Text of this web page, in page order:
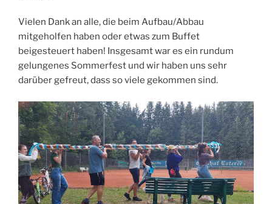
Vielen Dank an alle, die beim Aufbau/Abbau
mitgeholfen haben oder etwas zum Buffet
beigesteuert haben! Insgesamt war es ein rundum
gelungenes Sommerfest und wir haben uns sehr
darüber gefreut, dass so viele gekommen sind.